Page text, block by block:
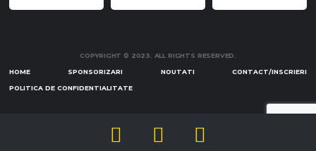
COPYRIGHT © 2023. ALL RIGHTS RESERVED.
HOME SPONSORIZARI NOUTATI CONTACT/INSCRIERI
POLITICA DE CONFIDENTIALITATE